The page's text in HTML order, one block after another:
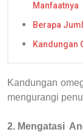
Manfaatnya
Berapa
Kandungan
Kandungan
mengurangi
2. Mengatasi